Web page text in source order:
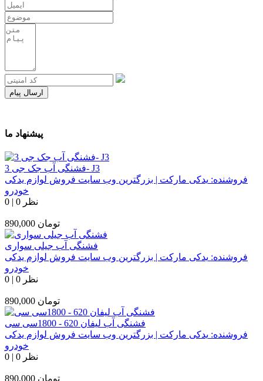
ارسال پیام
پیشنهاد ما
فشنگی آب جک جی 3- J3
فروشنده: یدکی مارکت | بزرگترین وب سایت فروش لوازم یدکی
خودرو
0 | 0 نظر
890,000 تومان
فشنگی آب جیلی سواری
فروشنده: یدکی مارکت | بزرگترین وب سایت فروش لوازم یدکی
خودرو
0 | 0 نظر
890,000 تومان
فشنگی آب لیفان 620 - 1800سی سی
فروشنده: یدکی مارکت | بزرگترین وب سایت فروش لوازم یدکی
خودرو
0 | 0 نظر
890,000 تومان